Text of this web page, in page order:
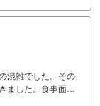
混雑でした。その
ました。食事面で